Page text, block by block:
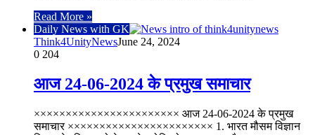
Read More »
Daily News with GK
Think4UnityNewsJune 24, 2024
0 204
आज 24-06-2024 के प्रमुख समाचार
××××××××××××××××××××××× आज 24-06-2024 के प्रमुख
समाचार ××××××××××××××××××××××× 1. भारत मौसम विज्ञान